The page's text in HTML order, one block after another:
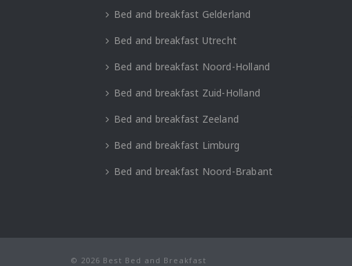
Bed and breakfast Gelderland
Bed and breakfast Utrecht
Bed and breakfast Noord-Holland
Bed and breakfast Zuid-Holland
Bed and breakfast Zeeland
Bed and breakfast Limburg
Bed and breakfast Noord-Brabant
© 2026 Best Bed and Breakfast